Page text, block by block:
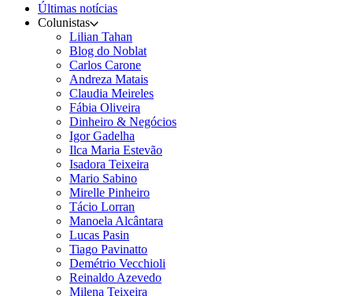
Últimas notícias
Colunistas
Lilian Tahan
Blog do Noblat
Carlos Carone
Andreza Matais
Claudia Meireles
Fábia Oliveira
Dinheiro & Negócios
Igor Gadelha
Ilca Maria Estevão
Isadora Teixeira
Mario Sabino
Mirelle Pinheiro
Tácio Lorran
Manoela Alcântara
Lucas Pasin
Tiago Pavinatto
Demétrio Vecchioli
Reinaldo Azevedo
Milena Teixeira